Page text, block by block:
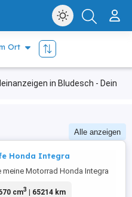
in Bludesch - Dein
Alle anzeigen
Honda Integra
meine Motorrad Honda Integra
cm3 | 65214 km